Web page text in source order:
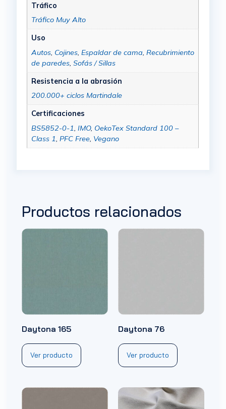
Tráfico
Tráfico Muy Alto
Uso
Autos, Cojines, Espaldar de cama Recubrimiento
de paredes, Sofás / Sillas
Resistencia a la abrasión
200.000+ ciclos Martindale
Certificaciones
BS5852-0-1, IMO, OekoTex Standard 100 –
Class 1, PFC Free, Vegano
Productos relacionados
Daytona 165
Ver producto
Daytona 76
Ver producto